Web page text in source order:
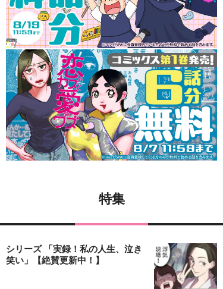
特集
シリーズ 「実録！私の人生、泣き
笑い」【絶賛更新中！】